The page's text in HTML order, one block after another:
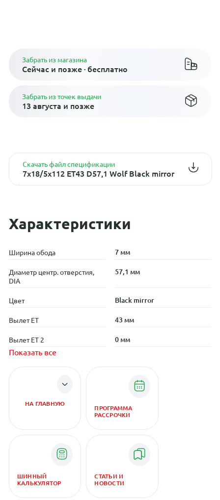
Забрать из магазина
Сейчас и позже · бесплатно
Забрать из точек выдачи
13 августа и позже
Скачать файл спецификации
7x18/5x112 ET43 D57,1 Wolf Black mirror
Характеристики
Ширина обода 7 мм
Диаметр центр. отверстия,
DIA
57,1 мм
Цвет Black mirror
Вылет ET 43 мм
Вылет ET 2 0 мм
Показать все
НА ГЛАВНУЮ
ПРОГРАММА
РАССРОЧКИ
ШИННЫЙ
КАЛЬКУЛЯТОР
СТАТЬИ И
НОВОСТИ